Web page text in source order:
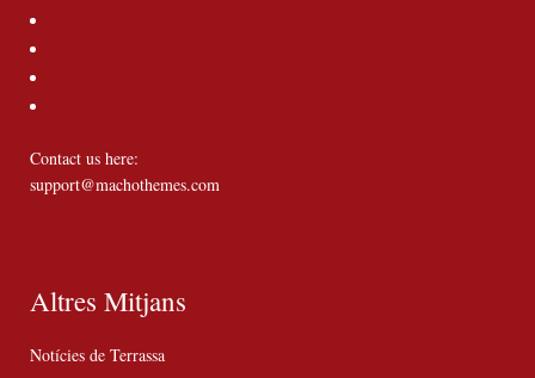
Contact us here:
support@machothemes.com
Altres Mitjans
Notícies de Terrassa